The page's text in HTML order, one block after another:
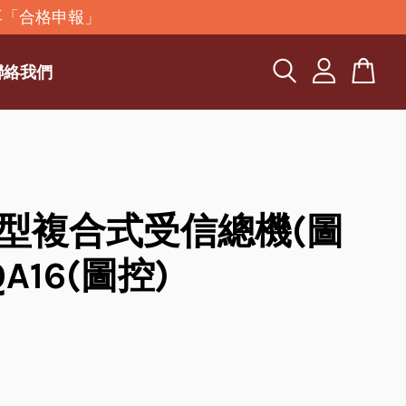
合格申報」
我們
複合式受信總機(圖
圖控)